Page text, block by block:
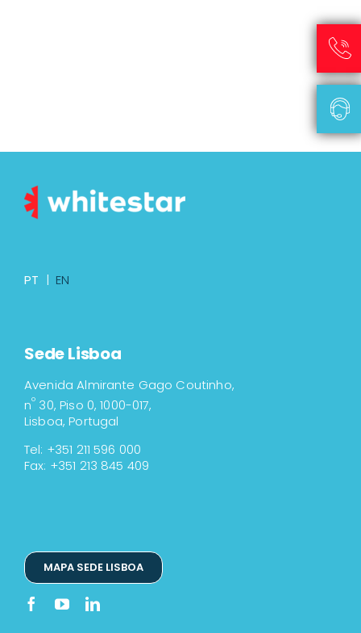
PT | EN
Sede Lisboa
Avenida Almirante Gago Coutinho,
nº 30, Piso 0, 1000-017,
Lisboa, Portugal
Tel: +351 211 596 000
Fax: +351 213 845 409
MAPA SEDE LISBOA